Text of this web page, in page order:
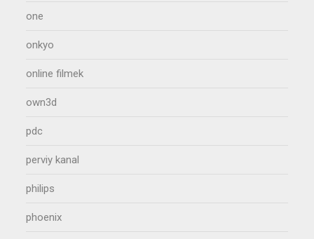
one
onkyo
online filmek
own3d
pdc
perviy kanal
philips
phoenix